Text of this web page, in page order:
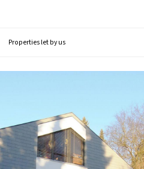
Properties let by us